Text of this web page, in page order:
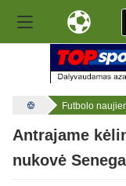
Futbolo
Antrajame
nukovė